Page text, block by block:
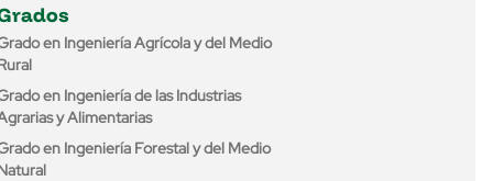
en Ingeniería Agrícola y del Medio
en Ingeniería de las Industrias
y Alimentarias
en Ingeniería Forestal y del Medio